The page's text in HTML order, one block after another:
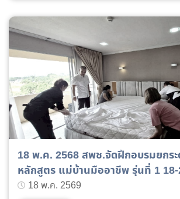
18 พ.ค. 2568 สพช.จัดฝึกอบรมยกร
หลักสูตร แม่บ้านมืออาชีพ รุ่นที่ 1
18 พ.ค. 2569